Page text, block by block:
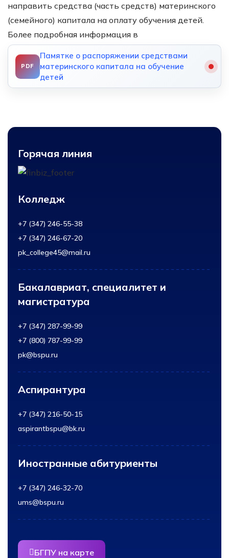
направить средства (часть средств) материнского
(семейного) капитала на оплату обучения детей.
Более подробная информация в
Памятке о распоряжении средствами
материнского капитала на обучение
детей
Горячая линия
Колледж
+7 (347) 246-55-38
+7 (347) 246-67-20
pk_college45@mail.ru
Бакалавриат, специалитет и
магистратура
+7 (347) 287-99-99
+7 (800) 787-99-99
pk@bspu.ru
Аспирантура
+7 (347) 216-50-15
aspirantbspu@bk.ru
Иностранные абитуриенты
+7 (347) 246-32-70
ums@bspu.ru
БГПУ на карте